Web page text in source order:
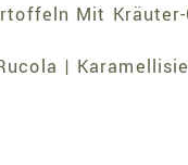
Mit Kräuter-
|